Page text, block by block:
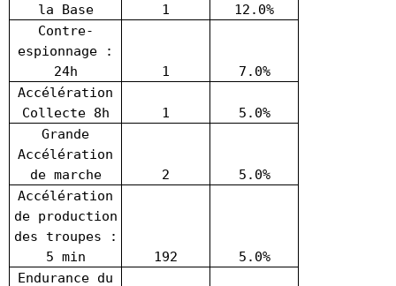
la Base
1
12.0%
Contre-
espionnage :
24h
1
7.0%
Accélération
Collecte 8h
1
5.0%
Grande
Accélération
de marche
2
5.0%
Accélération
de production
des troupes :
5 min
192
5.0%
Endurance du